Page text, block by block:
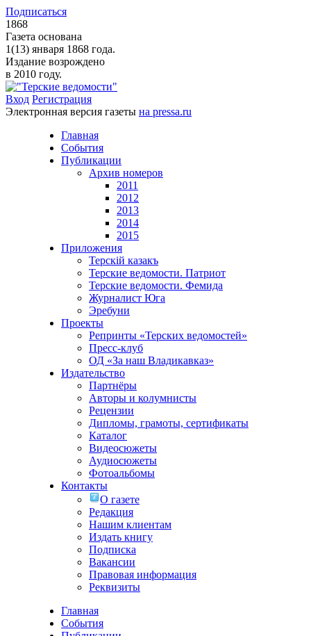
Подписаться
1868
Газета основана
1(13) января 1868 года.
Издание возрождено
в 2010 году.
Вход Регистрация
Электронная версия газеты на pressa.ru
Главная
События
Публикации
Архив номеров
2011
2012
2013
2014
2015
Приложения
Терскiй казакъ
Терские ведомости. Патриот
Терские ведомости. Фемида
Журналист Юга
Эребуни
Проекты
Репринты «Терских ведомостей»
Пресс-клуб
ОД «За наш Владикавказ»
Издательство
Партнёры
Авторы и колумнисты
Рецензии
Дипломы, грамоты, сертификаты
Каталог
Видеосюжеты
Аудиосюжеты
Фотоальбомы
Контакты
О газете
Редакция
Нашим клиентам
Издать книгу
Подписка
Вакансии
Правовая информация
Реквизиты
Главная
События